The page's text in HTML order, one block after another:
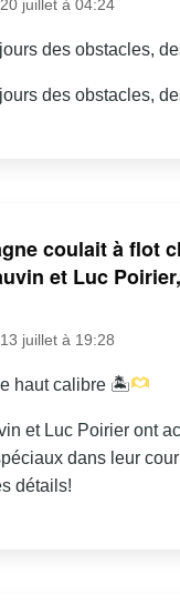
juillet à 04:24
des obstacles,
des obstacles,
coulait à flot
et Luc
juillet à 19:28
haut calibre 🏝
et Luc Poirier ont
dans leur
détails!